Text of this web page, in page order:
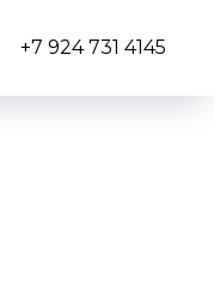
+7 924 731 4145